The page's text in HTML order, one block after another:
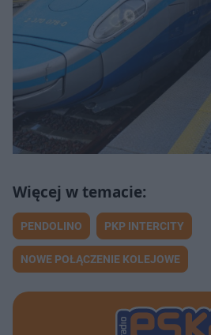
PENDOLINO PKP INTERCITY
NOWE POŁĄCZENIE KOLEJOWE